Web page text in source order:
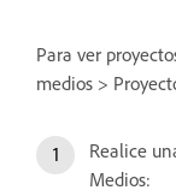
Para ver
medios >
Realice
Medios: